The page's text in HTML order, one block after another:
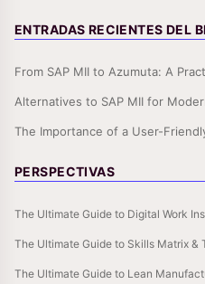
ENTRADAS RECIENTES DEL
From SAP MII to Azumuta: A
Alternatives to SAP MII for
The Importance of a User-
PERSPECTIVAS
The Ultimate Guide to Digital Work
The Ultimate Guide to Skills Matrix &
The Ultimate Guide to Lean